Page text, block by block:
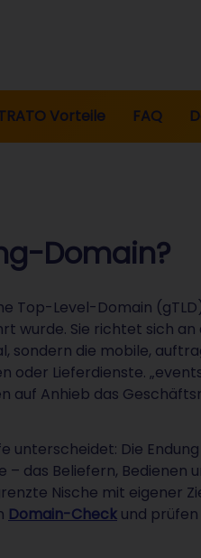
Vorteile FAQ
Domain?
Top-Level-Domain
wurde. Sie richtet sich
sondern die mobile,
oder Lieferdienste.
auf Anhieb das
unterscheidet: Die
das Beliefern, Bedienen
Nische mit eigener
Domain-Check und